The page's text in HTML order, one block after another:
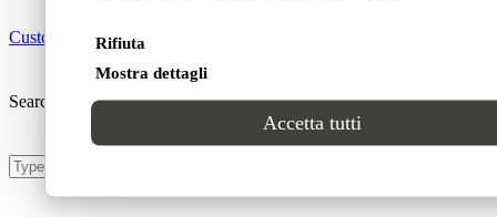
Rifiuta
Mostra dettagli
Accetta tutti
Customer area
Search Site